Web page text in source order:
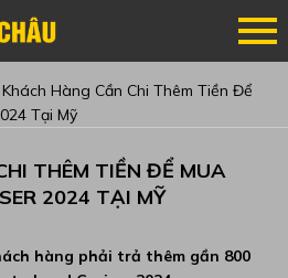
Khách Hàng Cần Chi Thêm Tiền Để
Tại Mỹ
THÊM TIỀN ĐỂ MUA
2024 TẠI MỸ
hàng phải trả thêm gần 800